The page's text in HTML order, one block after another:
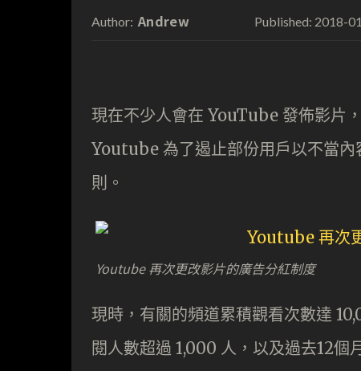
Author: Andrew Published: 2018-
現在不少人會在 YouTube 發佈影片
Youtube 為了遏止部份用戶以不當內
則。
Youtube 再次更改影片的廣告分紅制度
現時，有關的頻道累積觀看次數達
閱人數超過 1,000 人，以及過去12